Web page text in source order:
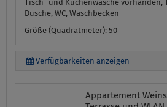
Tisch- und Küchenwäsche vorhanden,
Dusche, WC, Waschbecken
Größe (Quadratmeter): 50
Verfügbarkeiten anzeigen
Appartement